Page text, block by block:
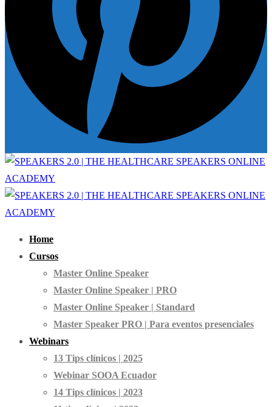
Home
Cursos
Master Online Speaker
Master Online Speaker | PRO
Master Online Speaker | Standard
Master Speaker PRO | Para eventos presenciales
Webinars
13 Tips clínicos | 2025
Webinar SOOA Ecuador
14 Tips clínicos | 2023